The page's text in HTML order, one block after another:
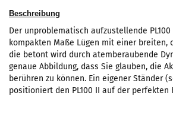
Beschreibung
Der unproblematisch aufzustellende
kompakten Maße Lügen mit einer breiten,
die betont wird durch atemberaubende
genaue Abbildung, dass Sie glauben, die
berühren zu können. Ein eigener Ständer
positioniert den PL100 II auf der perfekten